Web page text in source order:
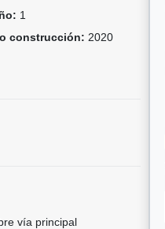
1
construcción: 2020
vía principal